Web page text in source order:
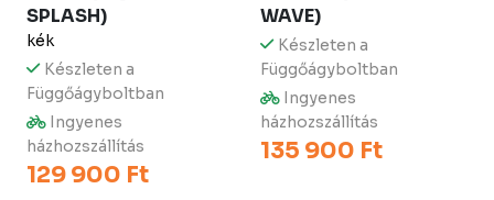
SPLASH)
kék
Készleten a
Függőágyboltban
Ingyenes
házhozszállítás
129 900 Ft
WAVE)
Készleten a
Függőágyboltban
Ingyenes
házhozszállítás
135 900 Ft